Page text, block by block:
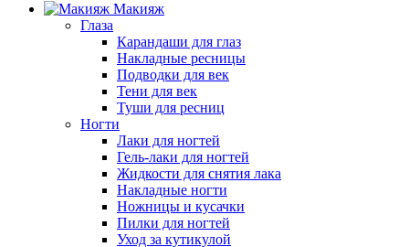
Макияж
Глаза
Карандаши для глаз
Накладные ресницы
Подводки для век
Тени для век
Туши для ресниц
Ногти
Лаки для ногтей
Гель-лаки для ногтей
Жидкости для снятия лака
Накладные ногти
Ножницы и кусачки
Пилки для ногтей
Уход за кутикулой